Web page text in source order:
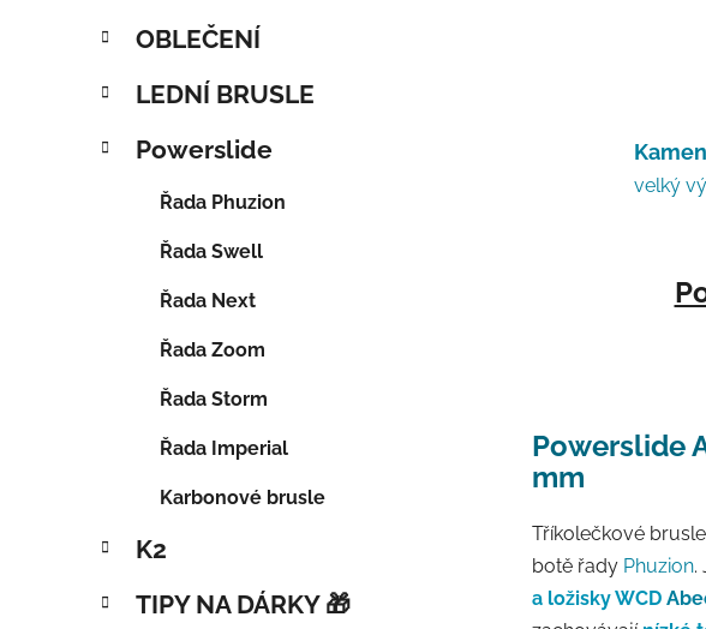
OBLEČENÍ
LEDNÍ BRUSLE
Powerslide
Řada Phuzion
Řada Swell
Řada Next
Řada Zoom
Řada Storm
Řada Imperial
Karbonové brusle
K2
TIPY NA DÁRKY 🎁
velký
Powerslide
mm
Tříkolečkové brusle
botě řady Phuzion.
a ložisky WCD